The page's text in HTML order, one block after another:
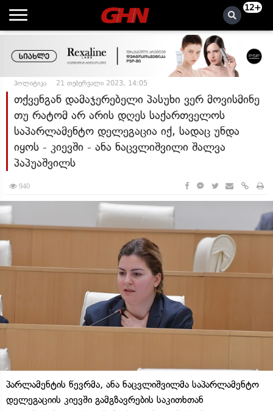
12+
პოლიტიკა 21 თებერვალი 2023, 14:05
თქვენგან დამაჯერებელი პასუხი ვერ მოვისმინე
თუ რატომ არ არის დღეს საქართველოს
საპარლამენტო დელეგაცია იქ, სადაც უნდა
იყოს - კიევში - ანა ნაცვლიშვილი შალვა
პაპუაშვილს
940
პარლამენტის წევრმა, ანა ნაცვლიშვილმა საპარლამენტო
დელეგაციის კიევში გამგზავრების საკითხთან